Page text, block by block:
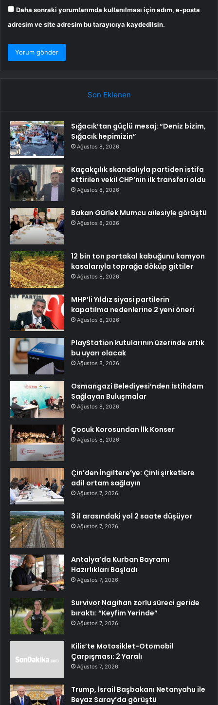
Daha sonraki yorumlarımda kullanılması için adım, e-posta
adresim ve site adresim bu tarayıcıya kaydedilsin.
Son Eklenen
Sığacık’tan güçlü mesaj: “Deniz bizim,
Sığacık hepimizin”
Ağustos 8, 2026
Kaçakçılık skandalıyla partiden istifa
ettirilen vekil CHP’nin ilk transferi oldu
Ağustos 8, 2026
Bakan Gürlek Mumcu ailesiyle görüştü
Ağustos 8, 2026
12 bin ton portakal kabuğunu kamyon
kasalarıyla toprağa döküp gittiler
Ağustos 8, 2026
MHP’li Yıldız siyasi partilerin
kapatılma nedenlerine 2 yeni öneri
Ağustos 8, 2026
PlayStation kutularının üzerinde artık
bu uyarı olacak
Ağustos 8, 2026
Osmangazi Belediyesi’nden İstihdam
Sağlayan Buluşmalar
Ağustos 8, 2026
Çocuk Korosundan İlk Konser
Ağustos 8, 2026
Çin’den İngiltere’ye: Çinli şirketlere
adil ortam sağlayın
Ağustos 7, 2026
3 il arasındaki yol 2 saate düşüyor
Ağustos 7, 2026
Antalya’da Kurban Bayramı
Hazırlıkları Başladı
Ağustos 7, 2026
Survivor Nagihan zorlu süreci geride
bıraktı: “Keyfim Yerinde”
Ağustos 7, 2026
Kilis’te Motosiklet-Otomobil
Çarpışması: 2 Yaralı
Ağustos 7, 2026
Trump, İsrail Başbakanı Netanyahu ile
Beyaz Saray’da görüştü